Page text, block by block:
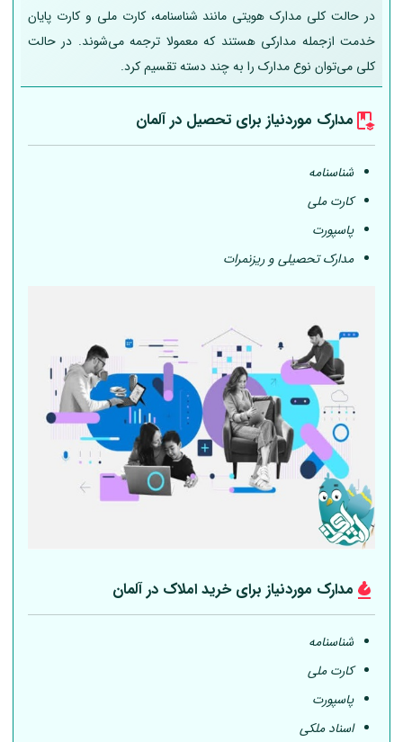
در حالت کلی مدارک هویتی مانند شناسنامه، کارت ملی و کارت پایان
خدمت ازجمله مدارکی هستند که معمولا ترجمه می‌شوند. در حالت
کلی می‌توان نوع مدارک را به چند دسته تقسیم کرد.
مدارک موردنیاز برای تحصیل درآلمان
شناسنامه
کارت ملی
پاسپورت
مدارک تحصیلی و ریزنمرات
مدارک موردنیاز برای خرید املاک درآلمان
شناسنامه
کارت ملی
پاسپورت
اسناد ملکی